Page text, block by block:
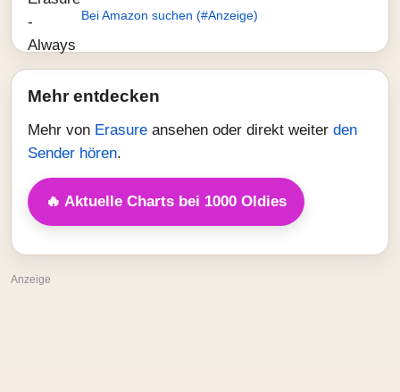
Bei Amazon suchen (#Anzeige)
Mehr entdecken
Mehr von Erasure ansehen oder direkt weiter den
Sender hören.
🔥 Aktuelle Charts bei 1000 Oldies
Anzeige